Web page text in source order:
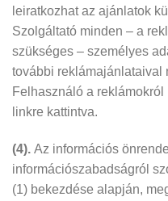
leiratkozhat az ajánlatok
Szolgáltató minden – a
szükséges – személyes
további reklámajánlataival
Felhasználó a
linkre kattintva.
(4). Az információs
információszabadságról
(1) bekezdése alapján,